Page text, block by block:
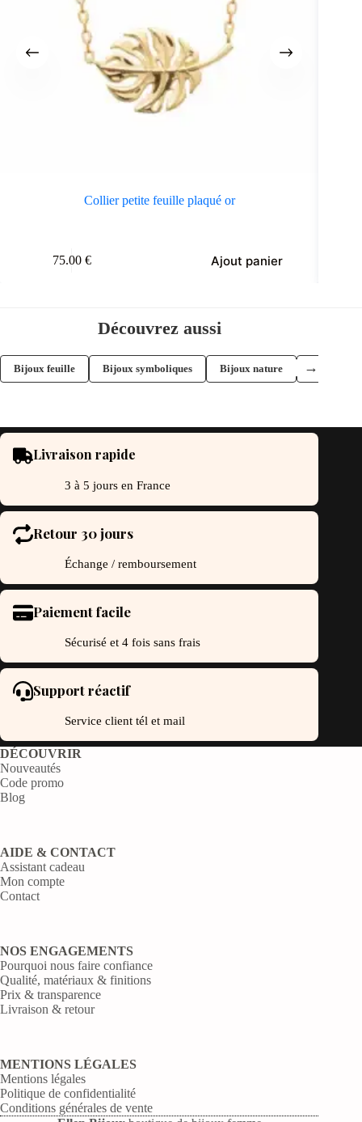
Collier petite feuille plaqué or
75.00 € Ajout panier
Découvrez aussi
Bijoux feuille Bijoux symboliques Bijoux nature Bracelets
→
Livraison rapide
3 à 5 jours en France
Retour 30 jours
Échange / remboursement
Paiement facile
Sécurisé et 4 fois sans frais
Support réactif
Service client tél et mail
DÉCOUVRIR
Nouveautés
Code promo
Blog
AIDE & CONTACT
Assistant cadeau
Mon compte
Contact
NOS ENGAGEMENTS
Pourquoi nous faire confiance
Qualité, matériaux & finitions
Prix & transparence
Livraison & retour
MENTIONS LÉGALES
Mentions légales
Politique de confidentialité
Conditions générales de vente